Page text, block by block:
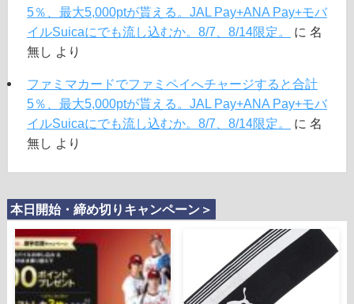
5％、最大5,000ptが貰える。JAL Pay+ANA Pay+モバ
イルSuicaにでも流し込むか。8/7、8/14限定。
に 名
無し より
ファミマカードでファミペイへチャージすると合計
5％、最大5,000ptが貰える。JAL Pay+ANA Pay+モバ
イルSuicaにでも流し込むか。8/7、8/14限定。
に 名
無し より
本日開始・締め切りキャンペーン＞